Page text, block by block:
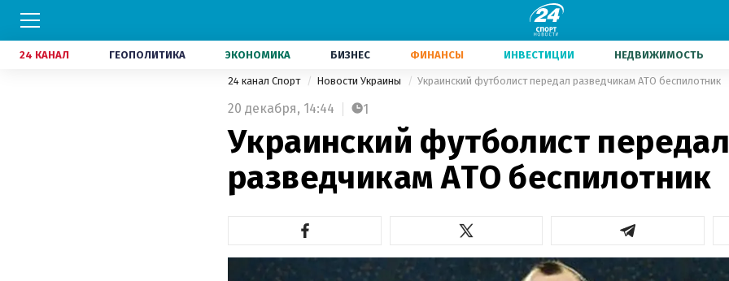
24 КАНАЛ ГЕОПОЛИТИКА ЭКОНОМИКА БИЗНЕС ФИНАНСЫ ИНВЕСТИЦИИ НЕДВИЖИМОСТЬ
24 канал Спорт Новости Украины Украинский футболист передал разведчикам АТО беспилотник
20 декабря, 14:44 1
Украинский футболист передал
разведчикам АТО беспилотник